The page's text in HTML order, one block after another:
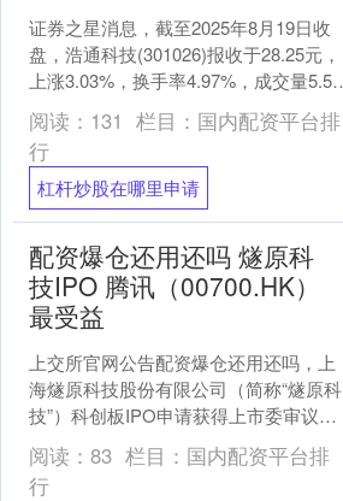
证券之星消息，截至2025年8月19日收
盘，浩通科技(301026)报收于28.25元，
上涨3.03%，换手率4.97%，成交量5.55
万手，成交额1.55亿元....
阅读： 131 栏目： 国内配资平台排
行
杠杆炒股在哪里申请
配资爆仓还用还吗 燧原科
技IPO 腾讯（00700.HK）
最受益
上交所官网公告配资爆仓还用还吗，上
海燧原科技股份有限公司（简称“燧原科
技”）科创板IPO申请获得上市委审议通
过。 值得注意的是，燧原科技无控股股
东，实际控制人为....
阅读： 83 栏目： 国内配资平台排
行